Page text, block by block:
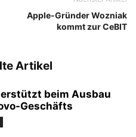
Apple-Gründer Wozniak
kommt zur CeBIT
Artikel
beim Ausbau
Geschäfts